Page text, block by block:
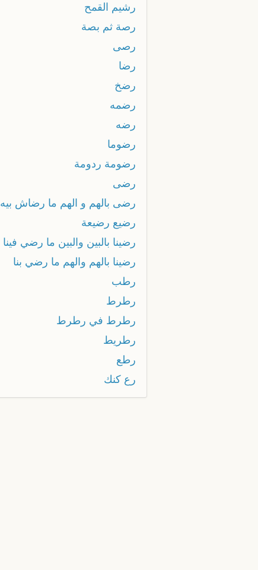
رشيم القمح
رصة ثم بصة
رصى
رضا
رضخ
رضمه
رضه
رضوما
رضومة ردومة
رضى
رضى بالهم و الهم ما رضاش بيه
رضيع رضيعة
رضينا بالبين والبين ما رضي فينا
رضينا بالهم والهم ما رضي بنا
رطب
رطرط
رطرط في رطرط
رطريط
رطع
رع كنك